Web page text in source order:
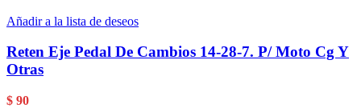
Añadir a la lista de deseos
Reten Eje Pedal De Cambios 14-28-7. P/ Moto Cg Y
Otras
$ 90